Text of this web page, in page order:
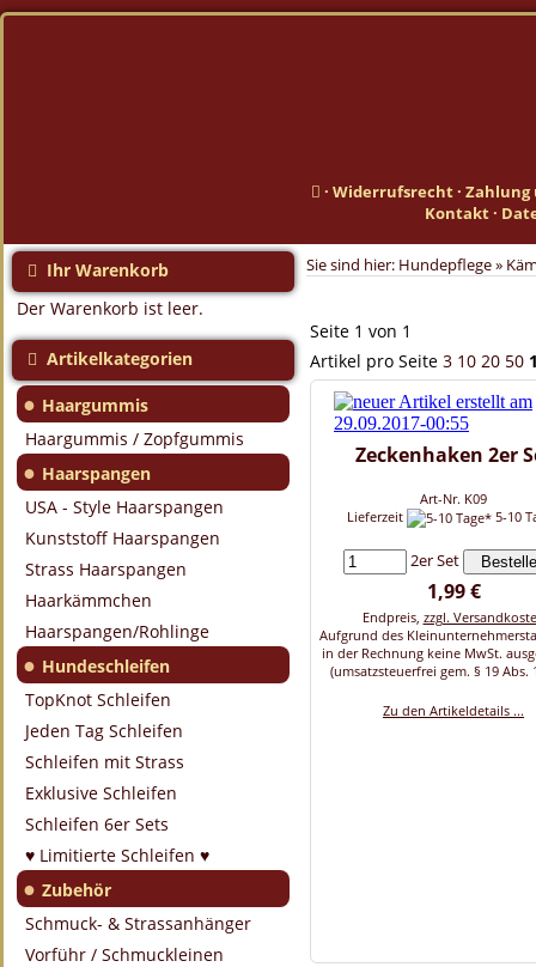
· Widerrufsrecht· Zahlung
Kontakt·
Ihr Warenkorb
Der Warenkorb ist leer.
Artikelkategorien
● Haargummis
Haargummis / Zopfgummis
● Haarspangen
USA - Style Haarspangen
Kunststoff Haarspangen
Strass Haarspangen
Haarkämmchen
Haarspangen/Rohlinge
● Hundeschleifen
TopKnot Schleifen
Jeden Tag Schleifen
Schleifen mit Strass
Exklusive Schleifen
Schleifen 6er Sets
♥ Limitierte Schleifen ♥
● Zubehör
Schmuck- & Strassanhänger
Vorführ / Schmuckleinen
Sie sind hier: Hundepflege»
Seite 1 von 1
Artikel pro Seite 3 10 20 50
Zeckenhaken 2er
Art-Nr. K09
Lieferzeit
5-10
2er Set
1,99 €
Endpreis, zzgl.
Aufgrund des
in der Rechnung keine MwSt.
(umsatzsteuerfrei gem. § 19 Abs.
Zu den Artikeldetails ...